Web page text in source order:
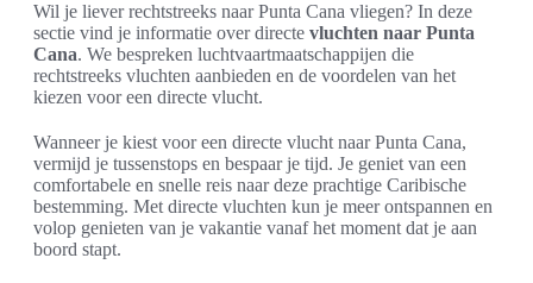
Wil je liever rechtstreeks naar Punta Cana vliegen? In deze
sectie vind je informatie over directe vluchten naar Punta
Cana. We bespreken luchtvaartmaatschappijen die
rechtstreeks vluchten aanbieden en de voordelen van het
kiezen voor een directe vlucht.
Wanneer je kiest voor een directe vlucht naar Punta Cana,
vermijd je tussenstops en bespaar je tijd. Je geniet van een
comfortabele en snelle reis naar deze prachtige Caribische
bestemming. Met directe vluchten kun je meer ontspannen en
volop genieten van je vakantie vanaf het moment dat je aan
boord stapt.